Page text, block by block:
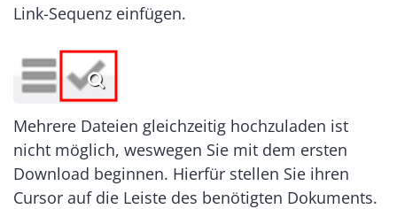
Link-Sequenz einfügen.
Mehrere Dateien gleichzeitig hochzuladen ist
nicht möglich, weswegen Sie mit dem ersten
Download beginnen. Hierfür stellen Sie ihren
Cursor auf die Leiste des benötigten Dokuments.